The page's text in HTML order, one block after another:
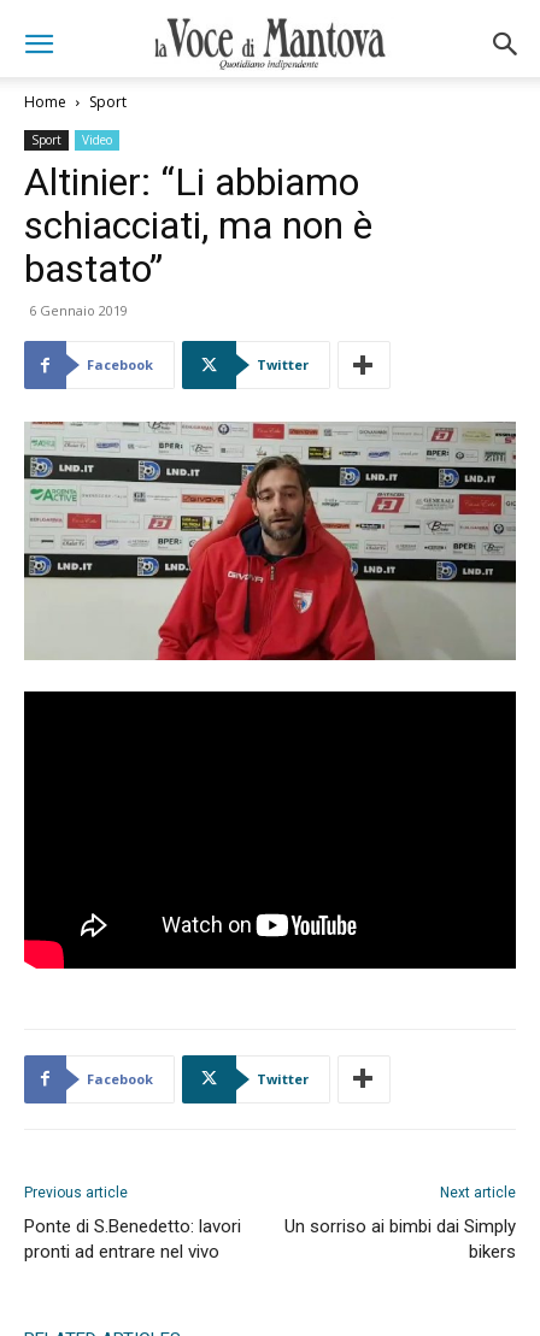
Home Sport
Sport Video
Altinier: “Li abbiamo
schiacciati, ma non è
bastato”
6 Gennaio 2019
Facebook Twitter
Facebook Twitter
Previous article
Ponte di S.Benedetto: lavori
pronti ad entrare nel vivo
Next article
Un sorriso ai bimbi dai Simply
bikers